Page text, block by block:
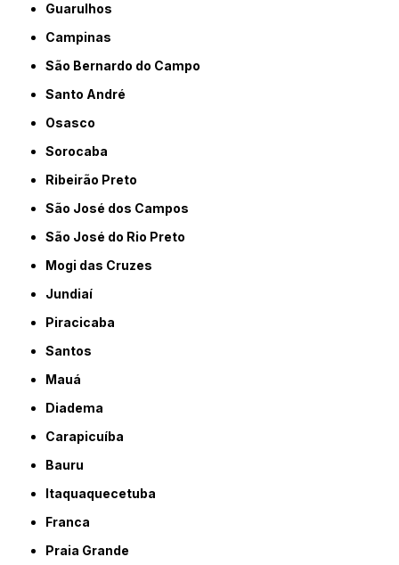
Guarulhos
Campinas
São Bernardo do Campo
Santo André
Osasco
Sorocaba
Ribeirão Preto
São José dos Campos
São José do Rio Preto
Mogi das Cruzes
Jundiaí
Piracicaba
Santos
Mauá
Diadema
Carapicuíba
Bauru
Itaquaquecetuba
Franca
Praia Grande